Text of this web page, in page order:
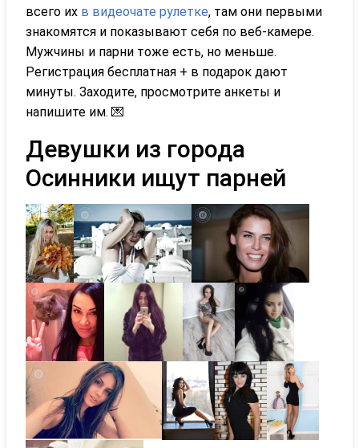
всего их в видеочате рулетке, там они первыми
знакомятся и показывают себя по веб-камере.
Мужчины и парни тоже есть, но меньше.
Регистрация бесплатная + в подарок дают
минуты. Заходите, просмотрите анкеты и
напишите им. 💌
Девушки из города
Осинники ищут парней